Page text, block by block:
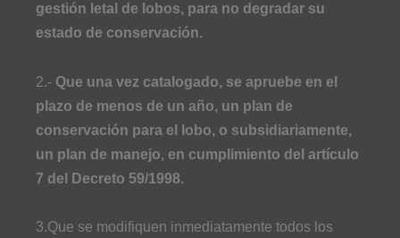
gestión letal de lobos, para no degradar su
estado de conservación.
2.- Que una vez catalogado, se apruebe en el
plazo de menos de un año, un plan de
conservación para el lobo, o subsidiariamente,
un plan de manejo, en cumplimiento del artículo
7 del Decreto 59/1998.
3.Que se modifiquen inmediatamente todos los